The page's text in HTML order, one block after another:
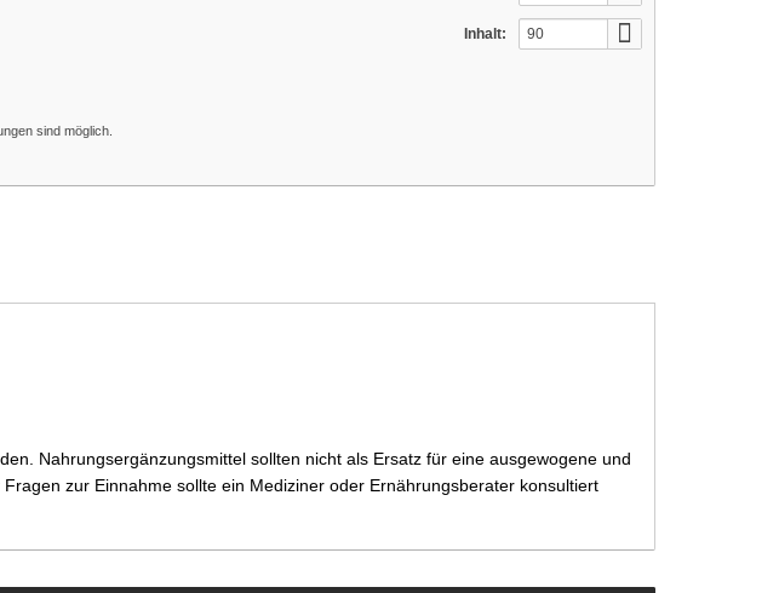
Inhalt:
90
sind möglich.
Nahrungsergänzungsmittel sollten nicht als Ersatz für eine ausgewogene und
zur Einnahme sollte ein Mediziner oder Ernährungsberater konsultiert